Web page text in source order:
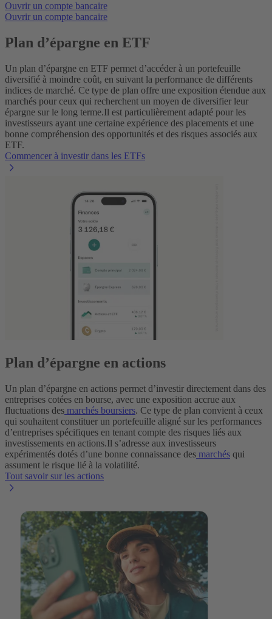
Ouvrir un compte bancaire
Ouvrir un compte bancaire
Plan d’épargne en ETF
Un plan d’épargne en ETF permet d’accéder à un portefeuille
diversifié à moindre coût, en suivant la performance de différents
indices de marché. Ce type de plan offre une exposition étendue aux
marchés pour ceux qui recherchent un moyen de diversifier leur
épargne sur le long terme.Il est particulièrement adapté pour les
investisseurs ayant une certaine expérience des placements et une
bonne compréhension des opportunités et des risques associés aux
ETF.
Commencer à investir dans les ETFs
Plan d’épargne en actions
Un plan d’épargne en actions permet d’investir directement dans des
entreprises cotées en bourse, avec une exposition accrue aux
fluctuations des marchés boursiers. Ce type de plan convient à ceux
qui souhaitent constituer un portefeuille aligné sur les performances
d’entreprises spécifiques en tenant compte des risques liés aux
investissements en actions.Il s’adresse aux investisseurs
expérimentés dotés d’une bonne connaissance des marchés qui
assument le risque lié à la volatilité.
Tout savoir sur les actions